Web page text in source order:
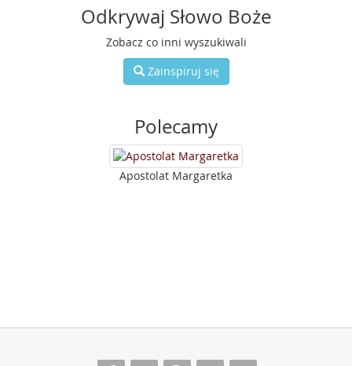
Odkrywaj Słowo Boże
Zobacz co inni wyszukiwali
Zainspiruj się
Polecamy
Apostolat Margaretka